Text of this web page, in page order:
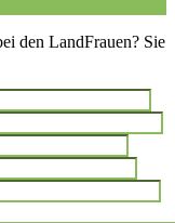
den LandFrauen? Sie